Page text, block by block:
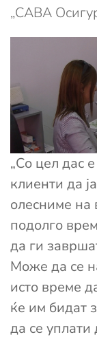
„САВА
„Со цел дас
клиенти да
олесниме на
подолго
да ги
Може да се
исто време
ќе им бидат
да се уплати